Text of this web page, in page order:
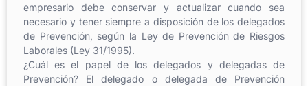
empresario debe conservar y actualizar cuando sea
necesario y tener siempre a disposición de los delegados
de Prevención, según la Ley de Prevención de Riesgos
Laborales (Ley 31/1995).
¿Cuál es el papel de los delegados y delegadas de
Prevención? El delegado o delegada de Prevención